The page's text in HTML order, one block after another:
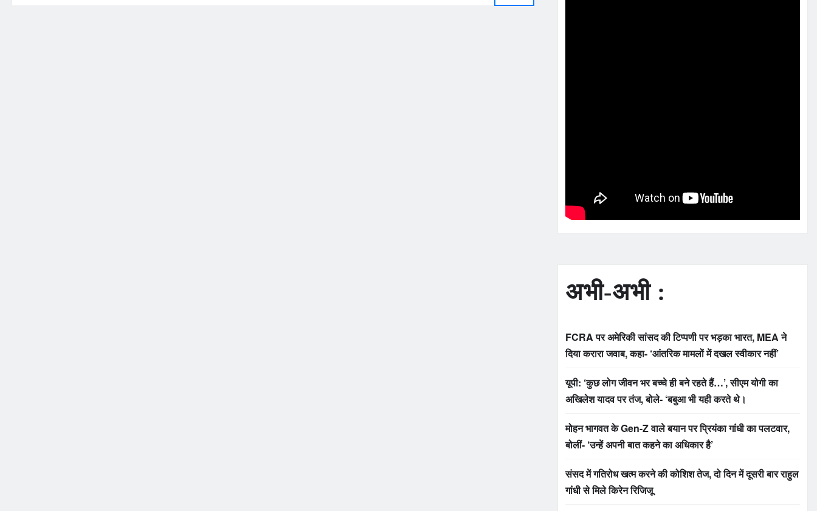
अभी-अभी :
FCRA पर अमेरिकी सांसद की टिप्पणी पर भड़का भारत, MEA ने
दिया करारा जवाब, कहा- ‘आंतरिक मामलों में दखल स्वीकार नहीं’
यूपी: ‘कुछ लोग जीवन भर बच्चे ही बने रहते हैं…’, सीएम योगी का
अखिलेश यादव पर तंज, बोले- ‘बबुआ भी यही करते थे।
मोहन भागवत के Gen-Z वाले बयान पर प्रियंका गांधी का पलटवार,
बोलीं- ‘उन्हें अपनी बात कहने का अधिकार है’
संसद में गतिरोध खत्म करने की कोशिश तेज, दो दिन में दूसरी बार राहुल
गांधी से मिले किरेन रिजिजू